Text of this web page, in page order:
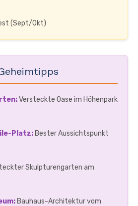
(Sept/Okt)
Versteckte Oase im Höhenpark
Platz: Bester Aussichtspunkt
Skulpturengarten am
Bauhaus-Architektur vom